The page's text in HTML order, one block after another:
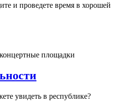
и проведете время в хорошей
площадки
увидеть в республике?